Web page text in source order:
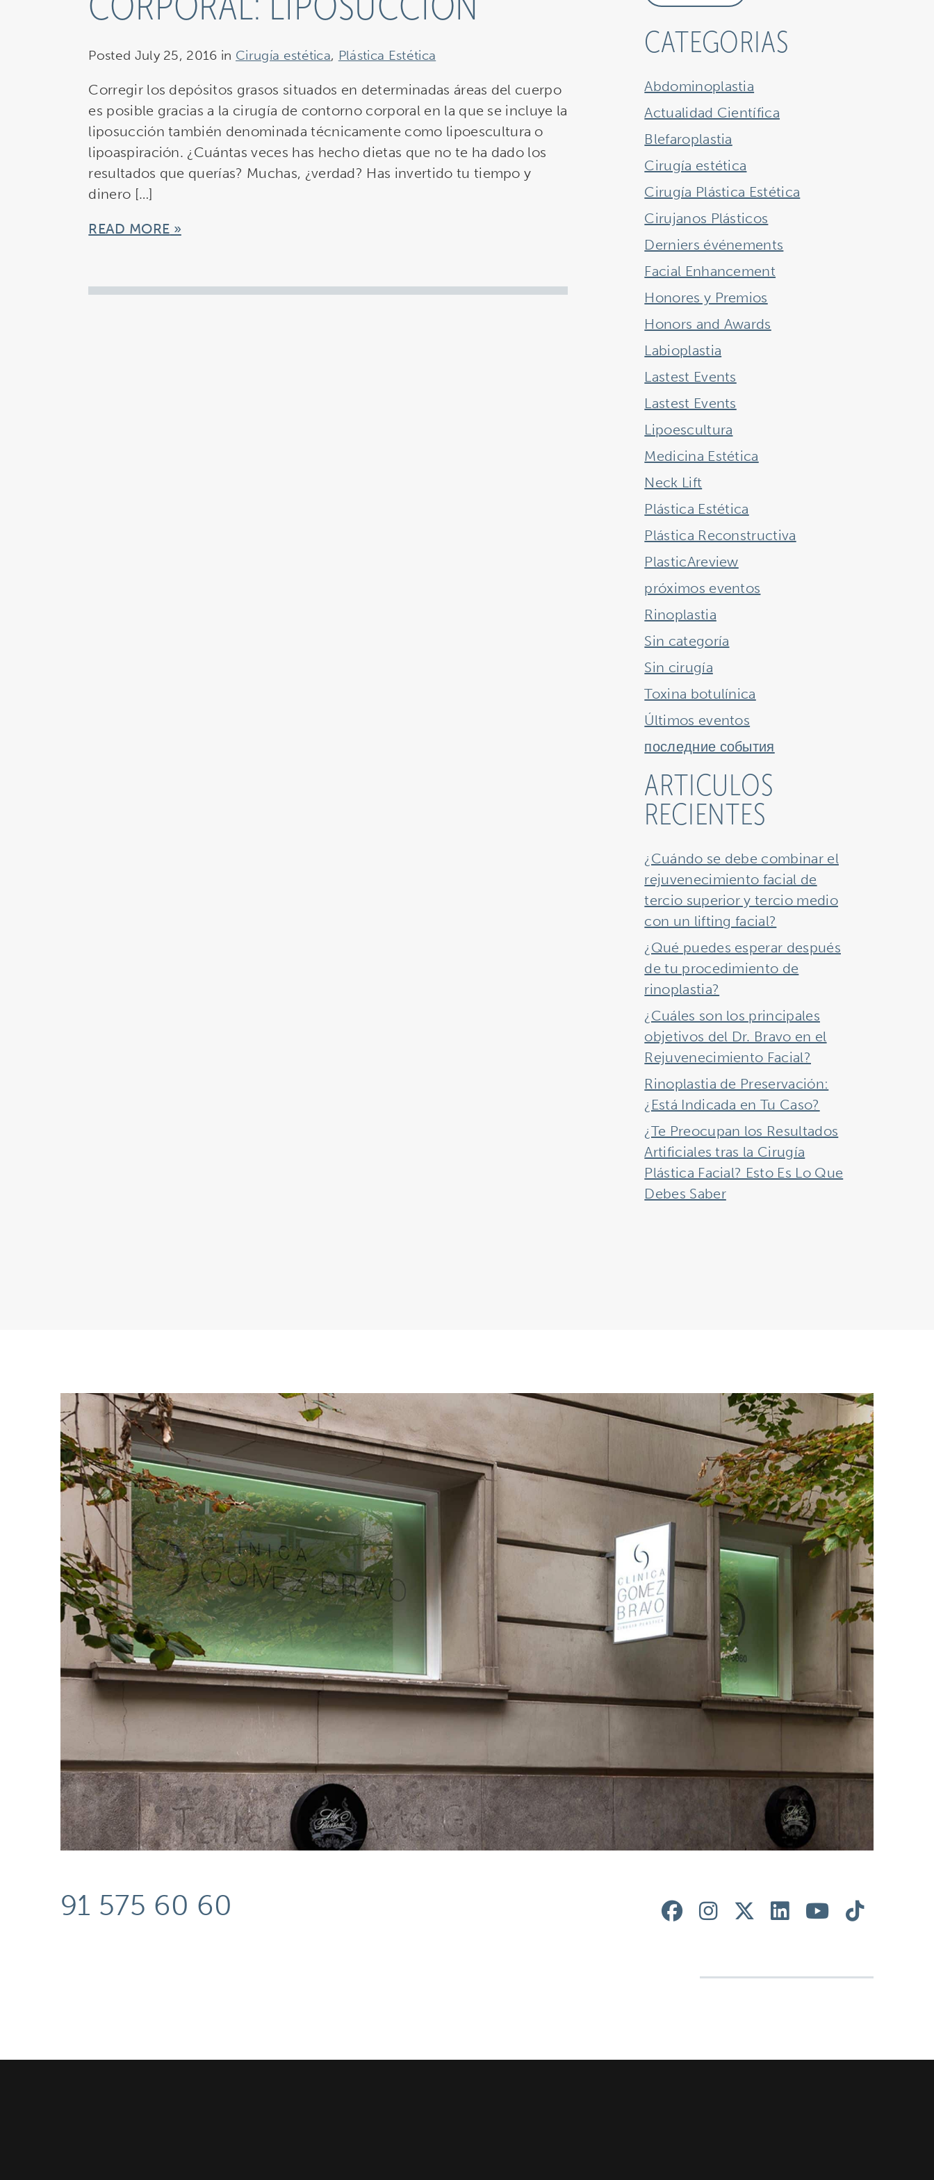
Posted July 25, 2016 in Cirugía estética, Plástica Estética
Corregir los depósitos grasos situados en determinadas áreas del cuerpo
es posible gracias a la cirugía de contorno corporal en la que se incluye la
liposucción también denominada técnicamente como lipoescultura o
lipoaspiración. ¿Cuántas veces has hecho dietas que no te ha dado los
resultados que querías? Muchas, ¿verdad? Has invertido tu tiempo y
dinero […]
READ MORE
CATEGORIAS
Abdominoplastia
Actualidad Científica
Blefaroplastia
Cirugía estética
Cirugía Plástica Estética
Cirujanos Plásticos
Derniers événements
Facial Enhancement
Honores y Premios
Honors and Awards
Labioplastia
Lastest Events
Lastest Events
Lipoescultura
Medicina Estética
Neck Lift
Plástica Estética
Plástica Reconstructiva
PlasticAreview
próximos eventos
Rinoplastia
Sin categoría
Sin cirugía
Toxina botulínica
Últimos eventos
последние события
ARTICULOS
RECIENTES
¿Cuándo se debe combinar el
rejuvenecimiento facial de
tercio superior y tercio medio
con un lifting facial?
¿Qué puedes esperar después
de tu procedimiento de
rinoplastia?
¿Cuáles son los principales
objetivos del Dr. Bravo en el
Rejuvenecimiento Facial?
Rinoplastia de Preservación:
¿Está Indicada en Tu Caso?
¿Te Preocupan los Resultados
Artificiales tras la Cirugía
Plástica Facial? Esto Es Lo Que
Debes Saber
91 575 60 60